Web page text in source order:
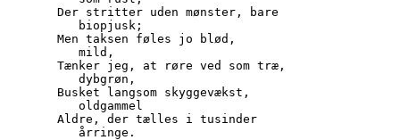
       Der stritter uden mønster, bare
          biopjusk;
       Men taksen føles jo blød,
          mild,
       Tænker jeg, at røre ved som træ,
          dybgrøn,
       Busket langsom skyggevækst,
          oldgammel
       Aldre, der tælles i tusinder
          årringe.